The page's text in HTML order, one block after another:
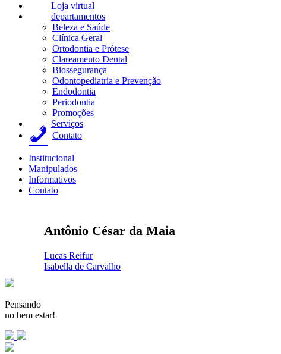
Loja virtual
departamentos
Beleza e Saúde
Clínica Geral
Ortodontia e Prótese
Clareamento Dental
Biossegurança
Odontopediatria e Prevenção
Endodontia
Periodontia
Promoções
Serviços
Contato
Institucional
Manipulados
Informativos
Contato
Antônio César da Maia
Navegação
de
Lucas Reifur
Isabella de Carvalho
Pensando
no bem estar!